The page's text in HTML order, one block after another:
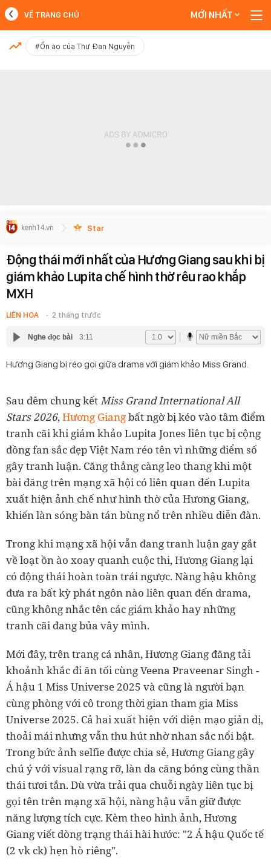
MỚI NHẤT
VỀ TRANG CHỦ MỚI NHẤT
#Ồn ào của Thư Đan Nguyễn
Star
Động thái mới nhất của Hương Giang sau khi bị
giám khảo Lupita chế hình thờ rêu rao khắp
MXH
LIÊN HOA 2 tháng trước
Nghe đọc bài 3:11
Hương Giang bị réo gọi giữa drama với giám khảo Miss Grand.
Sau đêm chung kếtMiss Grand International All
Stars 2026,Hương Giangbất ngờ bị kéo vào tâm điểm
tranh cãi khi giám khảo Lupita Jones liên tục bị cộng
đồng fan sắc đẹp Việt Nam réo tên vì những điểm số
gây tranh luận. Căng thẳng càng leo thang khi một
bài đăng trên mạng xã hội có liên quan đến Lupita
xuất hiện ảnh chế như hình thờ của Hương Giang,
khiến làn sóng bàn tán bùng nổ trên nhiều diễn đàn.
Trong khi mạng xã hội vẫn đang tranh luận gay gắt
về loạt ồn ào xoay quanh cuộc thi, Hương Giang lại
có động thái hoàn toàn trái ngược. Nàng hậu không
đưa ra bất kỳ phát ngôn nào liên quan đến drama,
cũng không nhắc tên các giám khảo hay những
tranh cãi đang bủa vây mình.
Mới đây, trên trang cá nhân, Hương Giang đăng tải
khoảnh khắc đi ăn tối cùng Veena Praveenar Singh -
Á hậu 1 Miss Universe 2025 và cũng là người bạn
cùng phòng với cô trong thời gian tham gia Miss
Universe 2025. Cả hai xuất hiện với diện mạo giản dị,
thoải mái nhưng vẫn thu hút nhờ nhan sắc nổi bật.
Trong bức ảnh selfie được chia sẻ, Hương Giang gây
chú ý với visual rạng rỡ, làn da căng bóng cùng thần
thái tươi tắn. Dù vừa trải qua chuỗi ngày liên tục bị
gọi tên trên mạng xã hội, nàng hậu vẫn giữ được
năng lượng tích cực. Kèm theo hình ảnh, Hương
Giang viết dòng trạng thái hài hước: "2 Á hậu Quốc tế
(2 vk ck) hẹn hò riêng".